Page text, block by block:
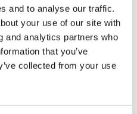
and to analyse our traffic.
your use of our site with
and analytics partners who
that you’ve
collected from your use
a experiência